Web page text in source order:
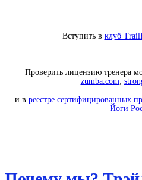
Вступить в клуб
Проверить лицензию тренера
zumba.com,
и в реестре сертифицированных
Йоги